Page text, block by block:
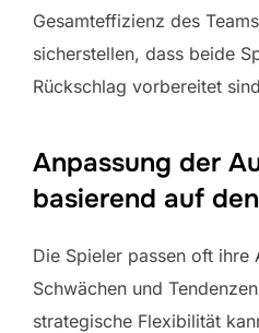
Gesamteffizienz des
sicherstellen, dass beide
Rückschlag vorbereitet
Anpassung der
basierend auf
Die Spieler passen oft ihre
Schwächen und
strategische Flexibilität